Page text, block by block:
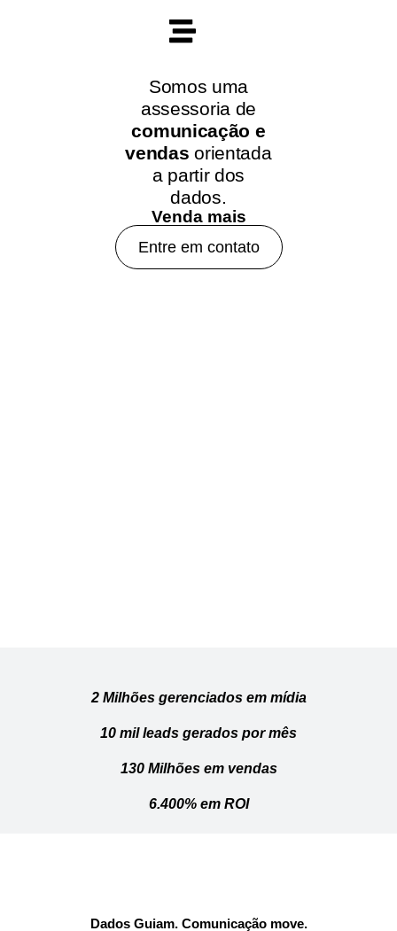
Somos uma
assessoria de
comunicação e
vendas orientada
a partir dos
dados.
Venda mais
Entre em contato
2 Milhões gerenciados em mídia
10 mil leads gerados por mês
130 Milhões em vendas
6.400% em ROI
Dados Guiam. Comunicação move.